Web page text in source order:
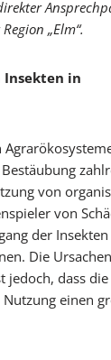
„Elm“.
Insekten in
von
von
der
Die
dass
einen